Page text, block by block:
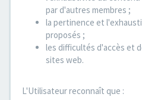
par d'autres membres ;
la pertinence et
proposés ;
les difficultés d'accès et
sites web.
L'Utilisateur reconnaît que :